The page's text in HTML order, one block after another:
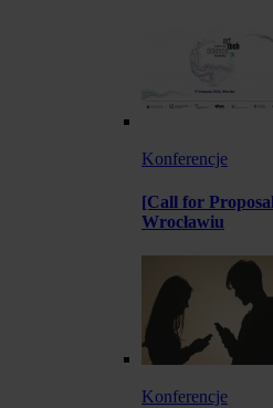
Konferencje
[Call for
Wrocławiu
Konferencje